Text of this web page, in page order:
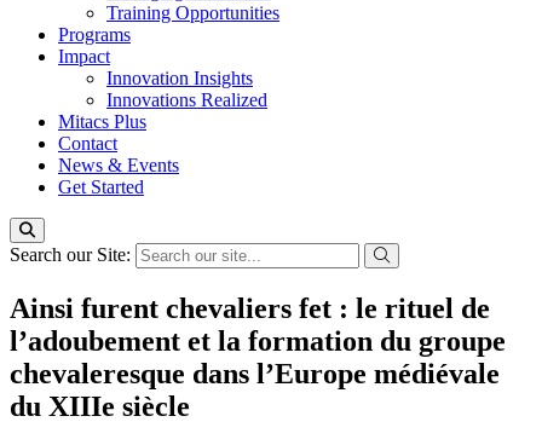
Training Opportunities
Programs
Impact
Innovation Insights
Innovations Realized
Mitacs Plus
Contact
News & Events
Get Started
Search our Site:
Ainsi furent chevaliers fet : le rituel de
l’adoubement et la formation du groupe
chevaleresque dans l’Europe médiévale
du XIIIe siècle